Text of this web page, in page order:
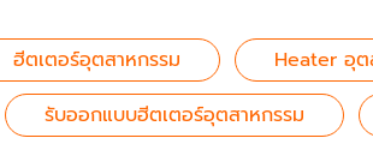
ฮีตเตอร์อุตสาหกรรม Heater อุต
รับออกแบบฮีตเตอร์อุตสาหกรรม